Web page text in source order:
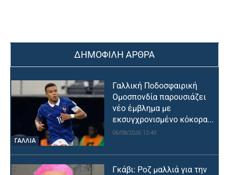
ΔΗΜΟΦΙΛΗ ΑΡΘΡΑ
ΓΑΛΛΙΑ
Γαλλική Ποδοσφαιρική
Ομοσπονδία παρουσιάζει
νέο έμβλημα με
εκσυγχρονισμένο κόκορα...
06/08/2026 12:40
Γκάβι: Ροζ μαλλιά για την